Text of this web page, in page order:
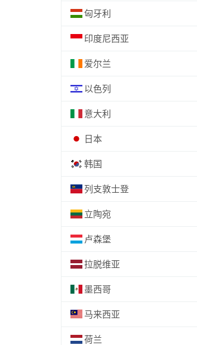
匈牙利
印度尼西亚
爱尔兰
以色列
意大利
日本
韩国
列支敦士登
立陶宛
卢森堡
拉脱维亚
墨西哥
马来西亚
荷兰